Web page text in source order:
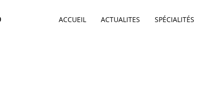
ACCUEIL ACTUALITES SPÉCIALITÉS